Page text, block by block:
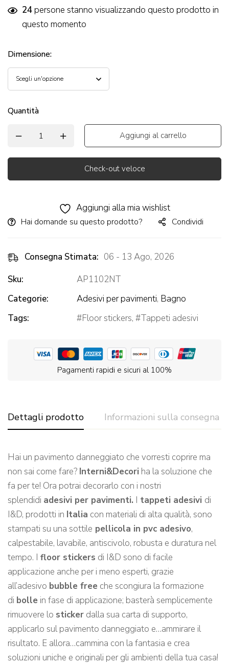
24persone stanno visualizzando questo prodotto in
questo momento
Dimensione:
Quantità
Aggiungi al carrello
Check-out veloce
Aggiungi alla mia wishlist
Hai domande su questo prodotto? Condividi
Consegna Stimata: 06 - 13 Ago, 2026
Sku:
AP1102NT
Categorie:
Adesivi per pavimenti, Bagno
Tags:
Floor stickers, Tappeti adesivi
Pagamenti rapidi e sicuri al 100%
Dettagli prodotto Informazioni sulla consegna
Hai un pavimento danneggiato che vorresti coprire ma
non sai come fare? Interni&Decori ha la soluzione che
fa per te! Ora potrai decorarlo con i nostri
splendidi adesivi per pavimenti. I tappeti adesivi di
I&D, prodotti in Italia con materiali di alta qualità, sono
stampati su una sottile pellicola in pvc adesivo,
calpestabile, lavabile, antiscivolo, robusta e duratura nel
tempo. I floor stickers di I&D sono di facile
applicazione anche per i meno esperti, grazie
all’adesivo bubble free che scongiura la formazione
di bolle in fase di applicazione; basterà semplicemente
rimuovere lo sticker dalla sua carta di supporto,
applicarlo sul pavimento danneggiato e…ammirare il
risultato. E allora…cammina con la fantasia e crea
soluzioni uniche e originali per gli ambienti della tua casa!